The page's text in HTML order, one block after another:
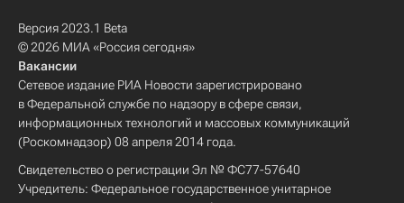
Версия 2023.1 Beta
© 2026 МИА «Россия сегодня»
Вакансии
Сетевое издание РИА Новости зарегистрировано
в Федеральной службе по надзору в сфере связи,
информационных технологий и массовых коммуникаций
(Роскомнадзор) 08 апреля 2014 года.
Свидетельство о регистрации Эл № ФС77-57640
Учредитель: Федеральное государственное унитарное